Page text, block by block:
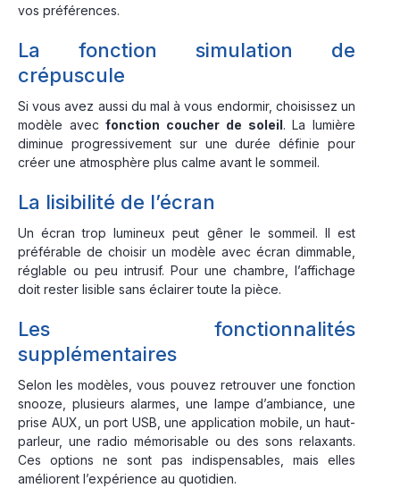
vos préférences.
La fonction simulation de
crépuscule
Si vous avez aussi du mal à vous endormir, choisissez un
modèle avecfonction coucher de soleil. La lumière
diminue progressivement sur une durée définie pour
créer une atmosphère plus calme avant le sommeil.
La lisibilité de l’écran
Un écran trop lumineux peut gêner le sommeil. Il est
préférable de choisir un modèle avec écran dimmable,
réglable ou peu intrusif. Pour une chambre, l’affichage
doit rester lisible sans éclairer toute la pièce.
Les fonctionnalités
supplémentaires
Selon les modèles, vous pouvez retrouver une fonction
snooze, plusieurs alarmes, une lampe d’ambiance, une
prise AUX, un port USB, une application mobile, un haut-
parleur, une radio mémorisable ou des sons relaxants.
Ces options ne sont pas indispensables, mais elles
améliorent l’expérience au quotidien.